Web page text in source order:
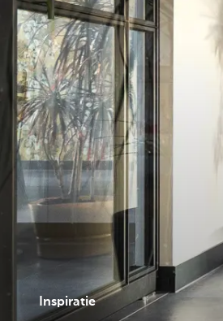
Showroom
Folder
Klantenpas
Over
ons
Vestiging en
openingstijden
Inspiratie